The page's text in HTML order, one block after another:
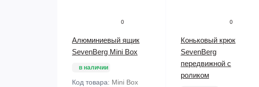
0
Алюминиевый ящик
SevenBerg Mini Box
в наличии
Код товара: Mini Box
0
Коньковый крюк
SevenBerg
передвижной с
роликом